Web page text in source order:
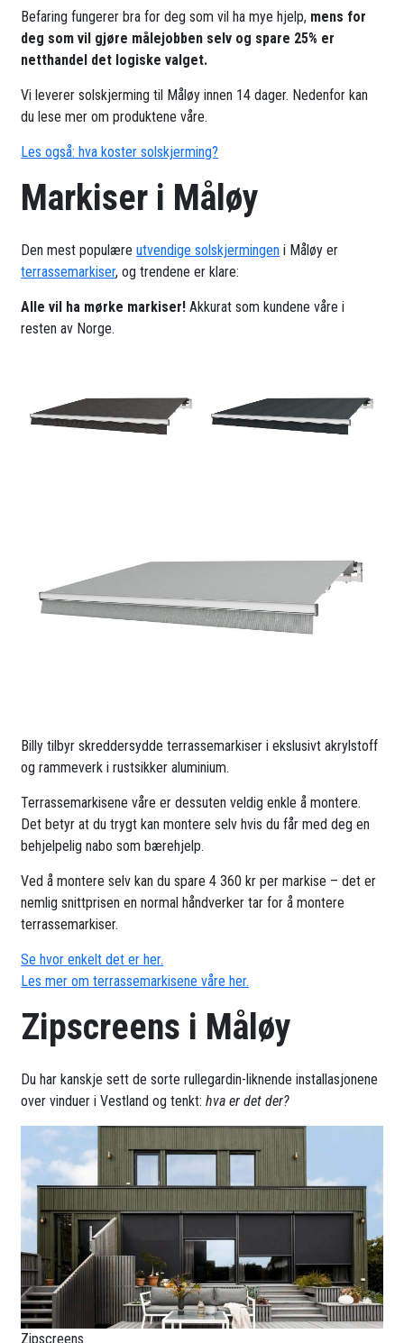
Befaring fungerer bra for deg som vil ha mye hjelp, mens for
deg som vil gjøre målejobben selv og spare 25% er
netthandel det logiske valget.
Vi leverer solskjerming til Måløy innen 14 dager. Nedenfor kan
du lese mer om produktene våre.
Les også: hva koster solskjerming?
Markiser i Måløy
Den mest populæreutvendige solskjermingen i Måløy er
terrassemarkiser, og trendene er klare:
Alle vil ha mørke markiser! Akkurat som kundene våre i
resten av Norge.
Billy tilbyr skreddersydde terrassemarkiser i ekslusivt akrylstoff
og rammeverk i rustsikker aluminium.
Terrassemarkisene våre er dessuten veldig enkle å montere.
Det betyr at du trygt kan montere selv hvis du får med deg en
behjelpelig nabo som bærehjelp.
Ved å montere selv kan du spare 4 360 kr per markise – det er
nemlig snittprisen en normal håndverker tar for å montere
terrassemarkiser.
Se hvor enkelt det er her.
Les mer om terrassemarkisene våre her.
Zipscreens i Måløy
Du har kanskje sett de sorte rullegardin-liknende installasjonene
over vinduer i Vestland og tenkt:hva er det der?
Zipscreens.